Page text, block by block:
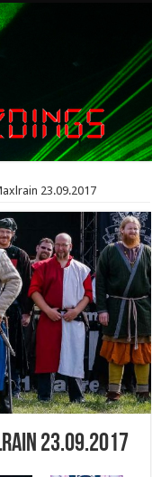
23.09.2017
23.09.2017